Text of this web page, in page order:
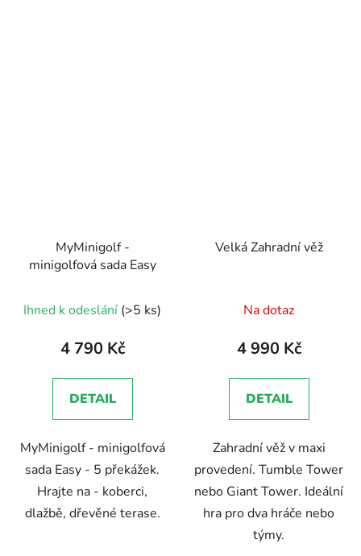
MyMinigolf -
minigolfová sada Easy
hodnocení
produktu
4,5
z
hvězdiček.
Ihned k odeslání (>5 ks)
4 790 Kč
DETAIL
MyMinigolf - minigolfová
sada Easy - 5 překážek.
Hrajte na - koberci,
dlažbě, dřevěné terase.
Velká Zahradní věž
hodnocení
produktu
5,0
z
hvězdiček.
Na dotaz
4 990 Kč
DETAIL
Zahradní věž v maxi
provedení. Tumble Tower
nebo Giant Tower. Ideální
hra pro dva hráče nebo
týmy.